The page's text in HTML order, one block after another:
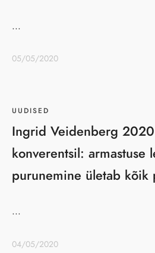
...
05/05/2020
UUDISED
Ingrid Veidenberg
konverentsil: armastuse
purunemine ületab
...
04/05/2020